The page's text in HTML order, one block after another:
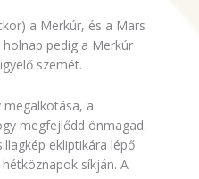
a Merkúr, és a Mars
pedig a Merkúr
szemét.
megalkotása, a
megfejlődd önmagad.
ekliptikára lépő
síkján. A